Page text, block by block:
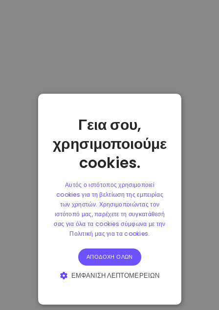
Γεια σου,
χρησιμοποιούμε
cookies.
Αυτός ο ιστότοπος χρησιμοποιεί
cookies για τη βελτίωση της εμπειρίας
των χρηστών. Χρησιμοποιώντας τον
ιστότοπό μας, παρέχετε τη συγκατάθεσή
σας για όλα τα cookies σύμφωνα με την
Πολιτική μας για τα cookies.
ΑΠΟΔΟΧΉ ΌΛΩΝ
ΕΜΦΆΝΙΣΗ ΛΕΠΤΟΜΕΡΕΙΏΝ